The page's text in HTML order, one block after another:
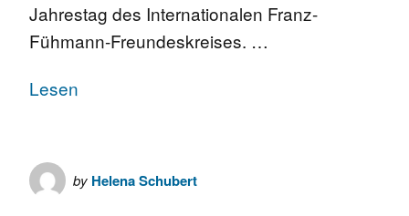
Jahrestag des Internationalen Franz-
Fühmann-Freundeskreises. …
Lesen
by Helena Schubert